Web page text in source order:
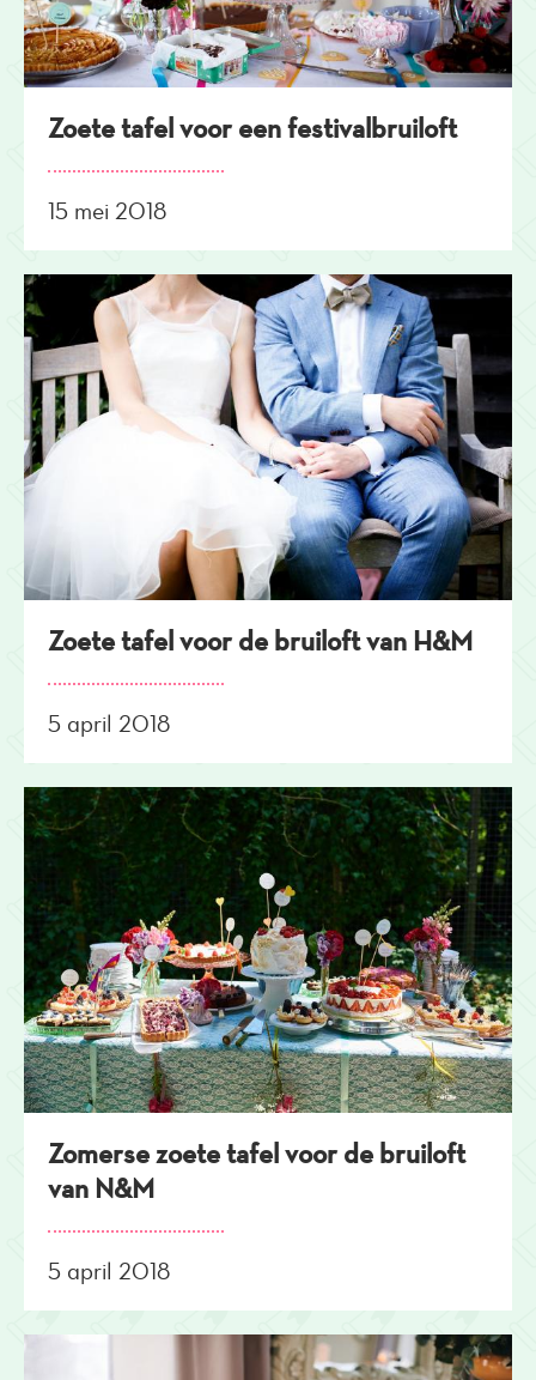
Zoete tafel voor een festivalbruiloft
15 mei 2018
Zoete tafel voor de bruiloft van H&M
5 april 2018
Zomerse zoete tafel voor de bruiloft
van N&M
5 april 2018